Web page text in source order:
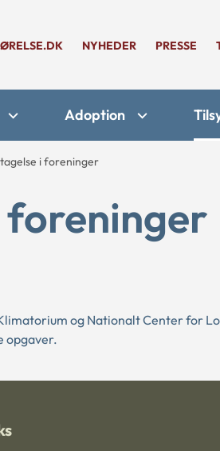
NYHEDER PRESSE
Adoption
i foreninger
foreninger
og Nationalt Center for
opgaver.